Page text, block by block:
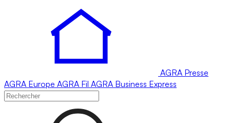
AGRA Presse
AGRA Europe AGRA Fil AGRA Business Express